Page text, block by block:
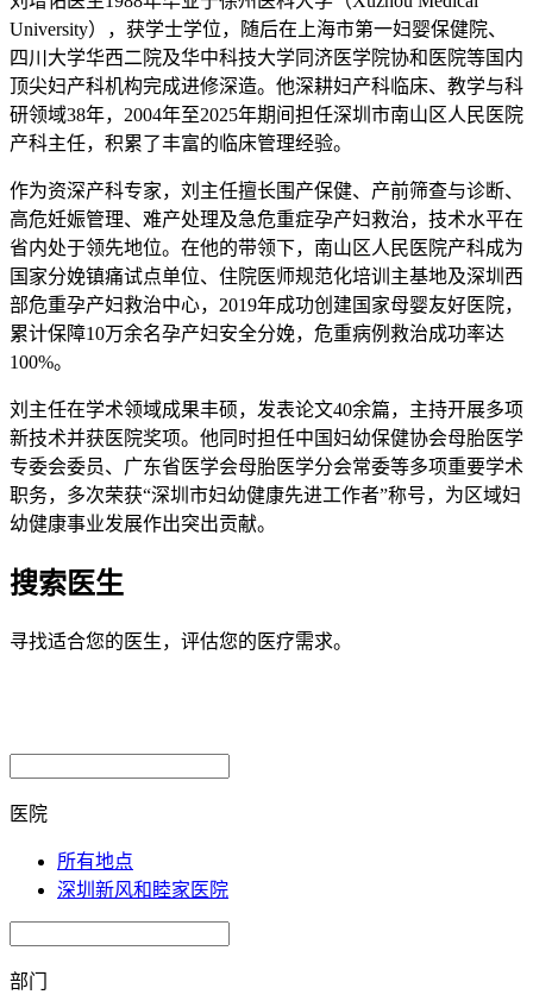
University），获学士学位，随后在上海市第一妇婴保健院、
四川大学华西二院及华中科技大学同济医学院协和医院等国内
顶尖妇产科机构完成进修深造。他深耕妇产科临床、教学与科
研领域38年，2004年至2025年期间担任深圳市南山区人民医院
产科主任，积累了丰富的临床管理经验。
作为资深产科专家，刘主任擅长围产保健、产前筛查与诊断、
高危妊娠管理、难产处理及急危重症孕产妇救治，技术水平在
省内处于领先地位。在他的带领下，南山区人民医院产科成为
国家分娩镇痛试点单位、住院医师规范化培训主基地及深圳西
部危重孕产妇救治中心，2019年成功创建国家母婴友好医院，
累计保障10万余名孕产妇安全分娩，危重病例救治成功率达
100%。
刘主任在学术领域成果丰硕，发表论文40余篇，主持开展多项
新技术并获医院奖项。他同时担任中国妇幼保健协会母胎医学
专委会委员、广东省医学会母胎医学分会常委等多项重要学术
职务，多次荣获“深圳市妇幼健康先进工作者”称号，为区域妇
幼健康事业发展作出突出贡献。
搜索医生
寻找适合您的医生，评估您的医疗需求。
医院
所有地点
深圳新风和睦家医院
部门